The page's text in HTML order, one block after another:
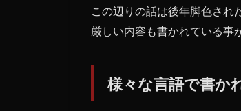
様々
語で
いる
ジョ
この辺りの話は後年脚色され
厳しい内容も書かれている事
様々な言語で書か